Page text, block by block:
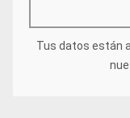
Tus datos están